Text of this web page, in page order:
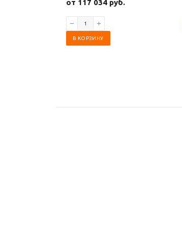
от 117 034 руб.
В КОРЗИНУ